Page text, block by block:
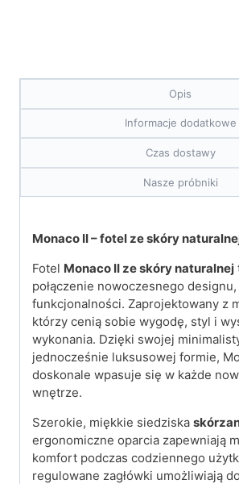
Opis
Informacje dodatkowe
Czas dostawy
Nasze próbniki
Monaco II – fotel ze skóry
Fotel Monaco II ze skóry naturalnej
połączenie nowoczesnego
funkcjonalności. Zaprojektowany z
którzy cenią sobie wygodę, styl i
wykonania. Dzięki swojej
jednocześnie luksusowej formie,
doskonale wpasuje się w każde
wnętrze.
Szerokie, miękkie siedziska
ergonomiczne oparcia zapewniają
komfort podczas codziennego
regulowane zagłówki umożliwiają